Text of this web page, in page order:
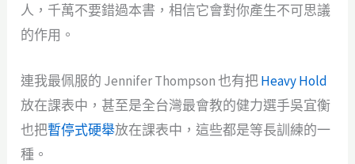
人，千萬不要錯過本書，相信它會對你產生不可思議
的作用。
連我最佩服的 Jennifer Thompson 也有把Heavy Hold
放在課表中，甚至是全台灣最會教的健力選手吳宜衡
也把暫停式硬舉放在課表中，這些都是等長訓練的一
種。